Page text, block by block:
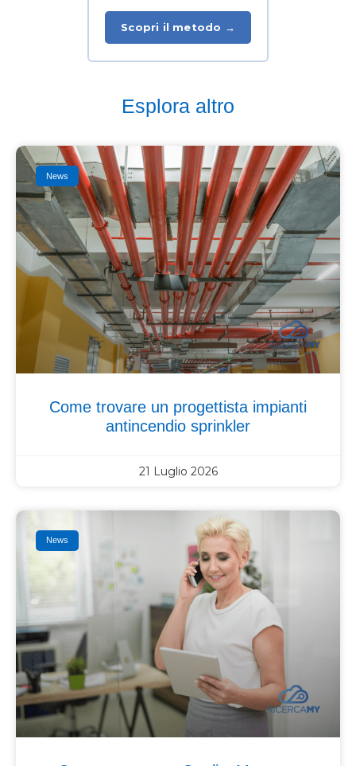
Scopri il metodo →
Esplora altro
News
Come trovare un progettista impianti
antincendio sprinkler
21 Luglio 2026
News